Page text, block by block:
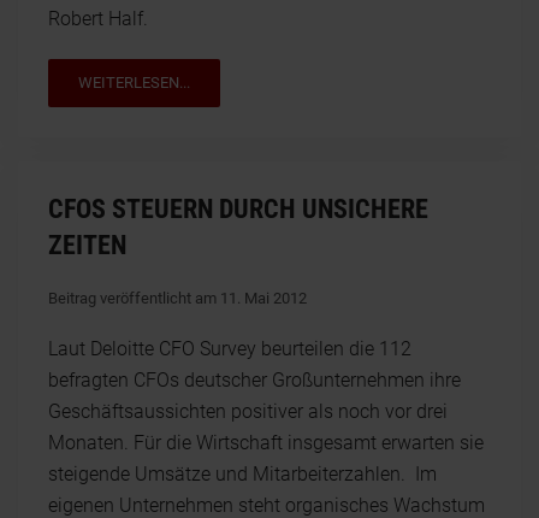
Robert Half.
WEITERLESEN...
CFOS STEUERN DURCH UNSICHERE
ZEITEN
Beitrag veröffentlicht am 11. Mai 2012
Laut Deloitte CFO Survey beurteilen die 112
befragten CFOs deutscher Großunternehmen ihre
Geschäftsaussichten positiver als noch vor drei
Monaten. Für die Wirtschaft insgesamt erwarten sie
steigende Umsätze und Mitarbeiterzahlen. Im
eigenen Unternehmen steht organisches Wachstum